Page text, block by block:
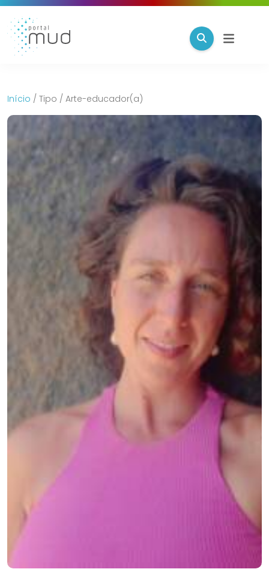
Início / Tipo / Arte-educador(a)